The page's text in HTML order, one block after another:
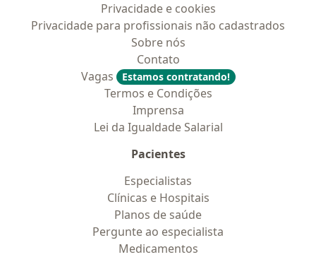
Privacidade e cookies
Privacidade para profissionais não cadastrados
Sobre nós
Contato
Vagas
Estamos contratando!
Termos e Condições
Imprensa
Lei da Igualdade Salarial
Pacientes
Especialistas
Clínicas e Hospitais
Planos de saúde
Pergunte ao especialista
Medicamentos